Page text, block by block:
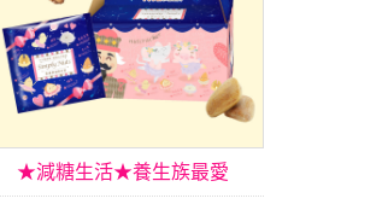
★減糖生活★養生族最愛